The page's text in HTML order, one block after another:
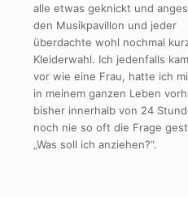
alle etwas geknickt und
den Musikpavillon und jeder
überdachte wohl nochmal
Kleiderwahl. Ich jedenfalls
vor wie eine Frau, hatte ich
in meinem ganzen Leben
bisher innerhalb von 24
noch nie so oft die Frage
„Was soll ich anziehen?“.